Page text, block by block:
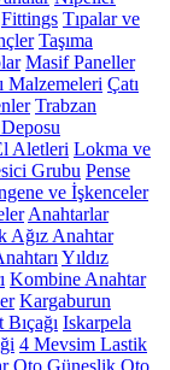
Fittings Tıpalar ve
Taşıma
Masif Paneller
Malzemeleri Çatı
Trabzan
Aletleri Lokma ve
Grubu Pense
ve İşkenceler
Anahtarlar
Ağız Anahtar
Yıldız
Kombine Anahtar
Kargaburun
Iskarpela
4 Mevsim Lastik
Oto Güneşlik Oto